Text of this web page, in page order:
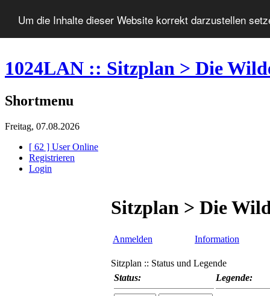
Um die Inhalte dieser Website korrekt darzustellen
1024LAN :: Sitzplan > Die
Shortmenu
Freitag, 07.08.2026
[ 62 ] User Online
Registrieren
Login
Sitzplan > Die
Anmelden Information
Sitzplan :: Status und Legende
Status:
Legende: